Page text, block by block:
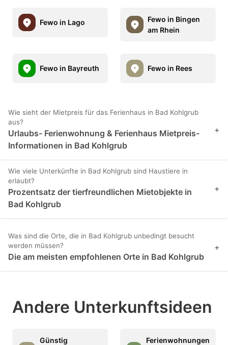
Fewo in Lago
Fewo in Bingen
am Rhein
Fewo in Bayreuth Fewo in Rees
Wie sieht der Mietpreis für das Ferienhaus in Bad Kohlgrub
aus?
Urlaubs- Ferienwohnung & Ferienhaus Mietpreis-
Informationen in Bad Kohlgrub
+
Wie viele Unterkünfte in Bad Kohlgrub sind Haustiere in
erlaubt?
Prozentsatz der tierfreundlichen Mietobjekte in
Bad Kohlgrub
+
Was sind die Orte, die in Bad Kohlgrub unbedingt besucht
werden müssen?
Die am meisten empfohlenen Orte in Bad Kohlgrub
+
Andere Unterkunftsideen
Günstig
Ferienwohnungen